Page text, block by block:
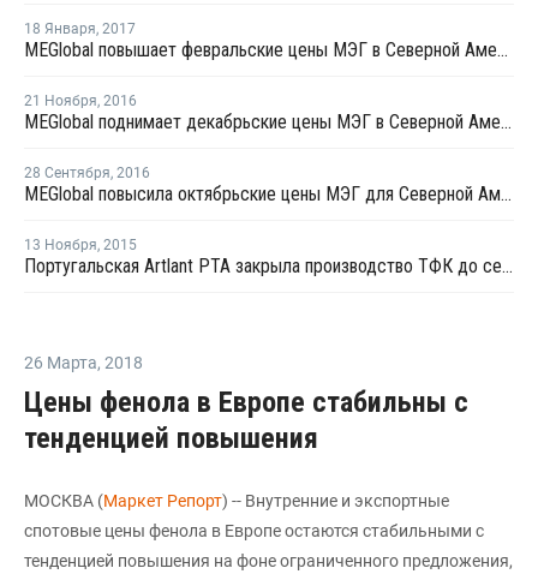
18 Января, 2017
MEGlobal повышает февральские цены МЭГ в Северной Америке
21 Ноября, 2016
MEGlobal поднимает декабрьские цены МЭГ в Северной Америке
28 Сентября, 2016
MEGlobal повысила октябрьские цены МЭГ для Северной Америки на USD44 за тонну
13 Ноября, 2015
Португальская Artlant PTA закрыла производство ТФК до середины декабря
26 Марта, 2018
Цены фенола в Европе стабильны с
тенденцией повышения
МОСКВА (Маркет Репорт) -- Внутренние и экспортные
спотовые цены фенола в Европе остаются стабильными с
тенденцией повышения на фоне ограниченного предложения,